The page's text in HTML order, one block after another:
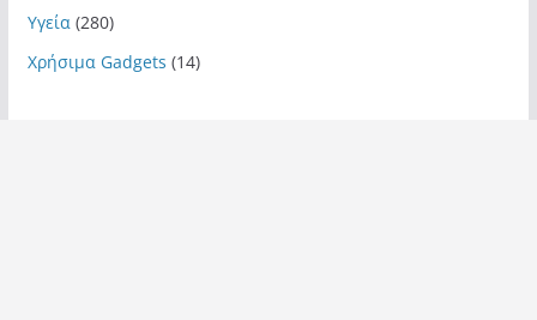
Υγεία (280)
Χρήσιμα Gadgets (14)